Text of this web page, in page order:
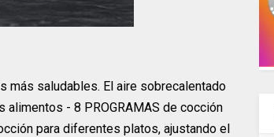
más saludables. El aire sobrecalentado
alimentos - 8 PROGRAMAS de cocción
para diferentes platos, ajustando el